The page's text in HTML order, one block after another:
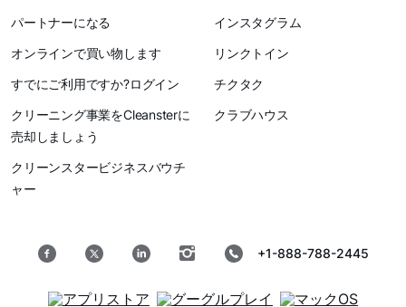
パートナーになる
オンラインで買い物します
すでにご利用ですか?ログイン
クリーニング事業をCleansterに
売却しましょう
クリーンスタービジネスバウチ
ャー
インスタグラム
リンクトイン
チクタク
クラブハウス
+1-888-788-2445